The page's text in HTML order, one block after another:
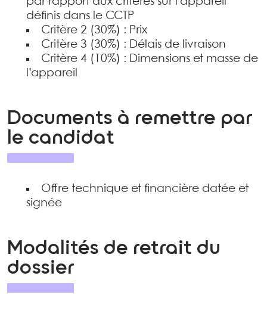
définis dans le CCTP
Critère 2 (30%) : Prix
Critère 3 (30%) : Délais de livraison
Critère 4 (10%) : Dimensions et masse de
l’appareil
Documents à remettre par
le candidat
Offre technique et financière datée et
signée
Modalités de retrait du
dossier